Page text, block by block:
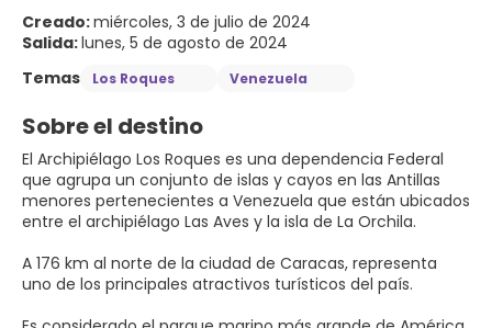
Creado:miércoles, 3 de julio de 2024
Salida:lunes, 5 de agosto de 2024
Temas
Los Roques Venezuela
Sobre el destino
El Archipiélago Los Roques es una dependencia Federal
que agrupa un conjunto de islas y cayos en las Antillas
menores pertenecientes a Venezuela que están ubicados
entre el archipiélago Las Aves y la isla de La Orchila.
A 176 km al norte de la ciudad de Caracas, representa
uno de los principales atractivos turísticos del país.